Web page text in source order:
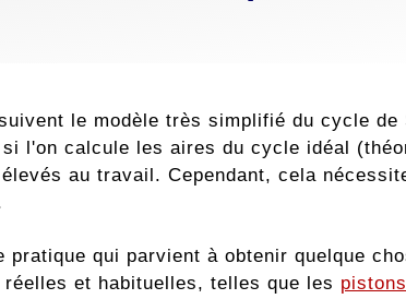
le modèle très simplifié du cycle
l'on calcule les aires du cycle idéal
au travail. Cependant, cela
qui parvient à obtenir quelque
et habituelles, telles que les pistons